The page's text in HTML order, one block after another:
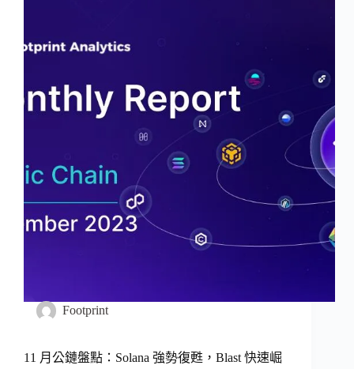
Footprint
11 月公鏈盤點：Solana 強勢復甦，Blast 快速崛